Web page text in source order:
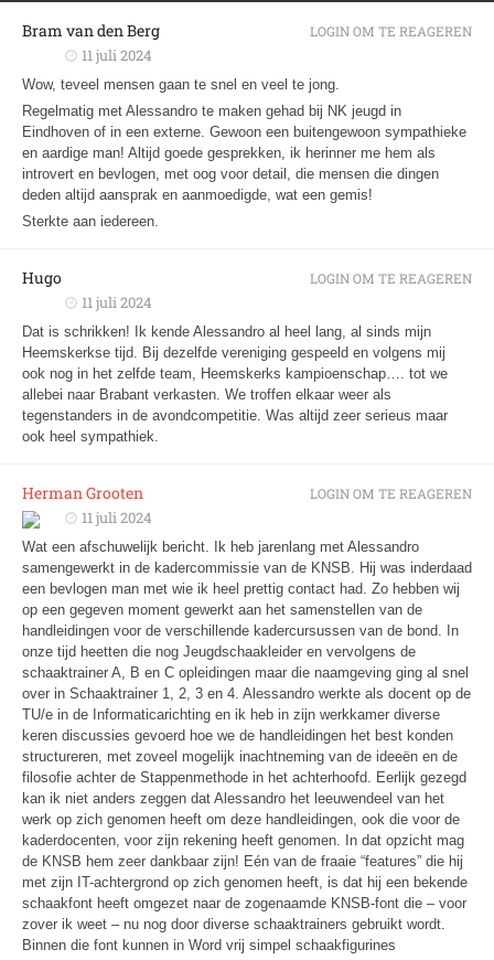
Bram van den Berg
11 juli 2024
Wow, teveel mensen gaan te snel en veel te jong.
Regelmatig met Alessandro te maken gehad bij NK jeugd in
Eindhoven of in een externe. Gewoon een buitengewoon sympathieke
en aardige man! Altijd goede gesprekken, ik herinner me hem als
introvert en bevlogen, met oog voor detail, die mensen die dingen
deden altijd aansprak en aanmoedigde, wat een gemis!
Sterkte aan iedereen.
LOGIN OM TE REAGEREN
Hugo
11 juli 2024
Dat is schrikken! Ik kende Alessandro al heel lang, al sinds mijn
Heemskerkse tijd. Bij dezelfde vereniging gespeeld en volgens mij
ook nog in het zelfde team, Heemskerks kampioenschap…. tot we
allebei naar Brabant verkasten. We troffen elkaar weer als
tegenstanders in de avondcompetitie. Was altijd zeer serieus maar
ook heel sympathiek.
LOGIN OM TE REAGEREN
Herman Grooten
11 juli 2024
Wat een afschuwelijk bericht. Ik heb jarenlang met Alessandro
samengewerkt in de kadercommissie van de KNSB. Hij was inderdaad
een bevlogen man met wie ik heel prettig contact had. Zo hebben wij
op een gegeven moment gewerkt aan het samenstellen van de
handleidingen voor de verschillende kadercursussen van de bond. In
onze tijd heetten die nog Jeugdschaakleider en vervolgens de
schaaktrainer A, B en C opleidingen maar die naamgeving ging al snel
over in Schaaktrainer 1, 2, 3 en 4. Alessandro werkte als docent op de
TU/e in de Informaticarichting en ik heb in zijn werkkamer diverse
keren discussies gevoerd hoe we de handleidingen het best konden
structureren, met zoveel mogelijk inachtneming van de ideeën en de
filosofie achter de Stappenmethode in het achterhoofd. Eerlijk gezegd
kan ik niet anders zeggen dat Alessandro het leeuwendeel van het
werk op zich genomen heeft om deze handleidingen, ook die voor de
kaderdocenten, voor zijn rekening heeft genomen. In dat opzicht mag
de KNSB hem zeer dankbaar zijn! Eén van de fraaie “features” die hij
met zijn IT-achtergrond op zich genomen heeft, is dat hij een bekende
schaakfont heeft omgezet naar de zogenaamde KNSB-font die – voor
zover ik weet – nu nog door diverse schaaktrainers gebruikt wordt.
Binnen die font kunnen in Word vrij simpel schaakfigurines
LOGIN OM TE REAGEREN